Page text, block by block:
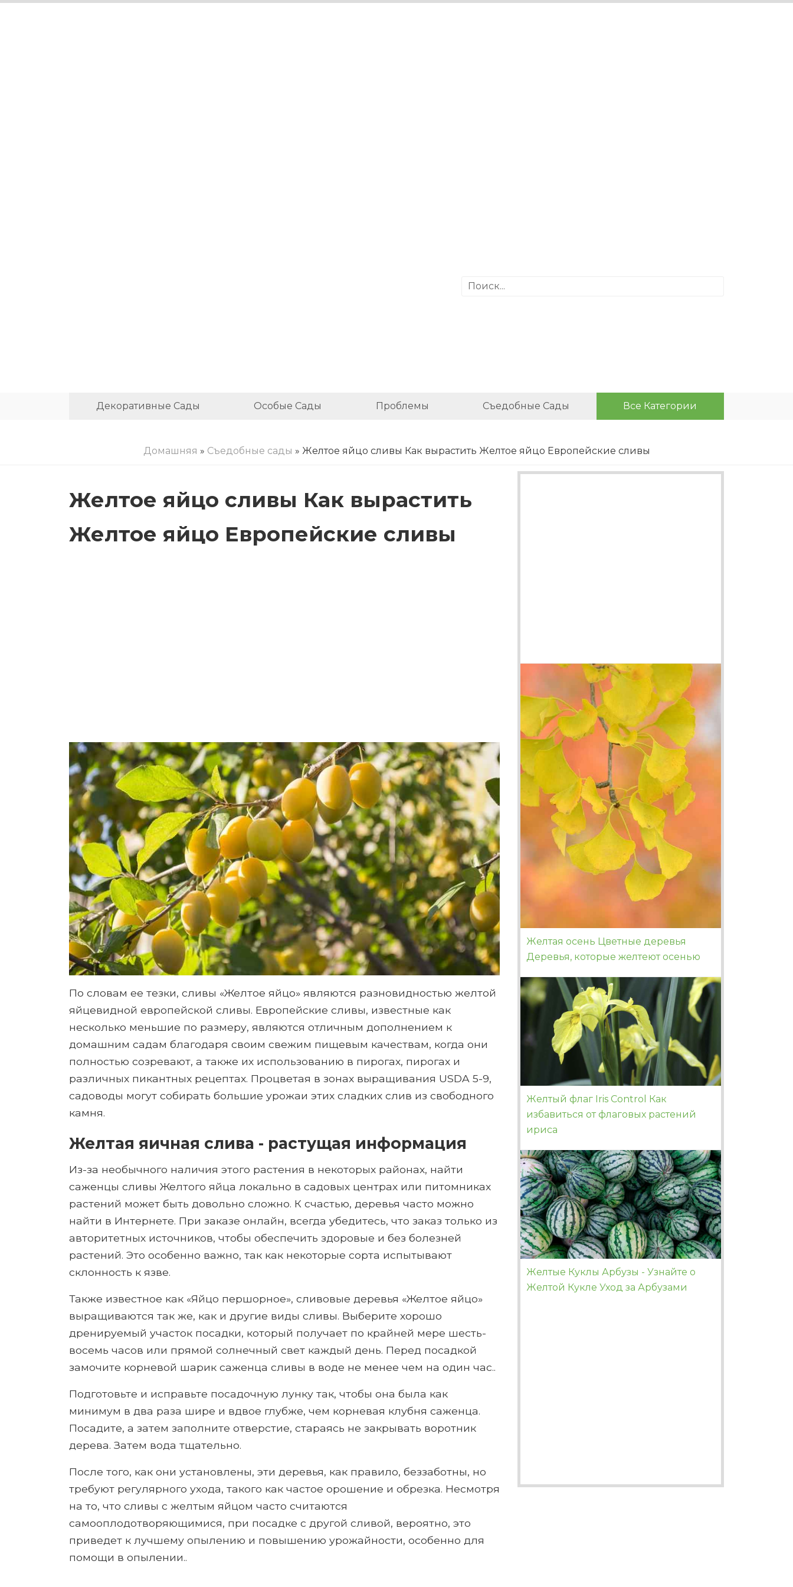
Декоративные Сады Особые Сады Проблемы Съедобные Сады Все Категории
Домашняя » Съедобные сады » Желтое яйцо сливы Как вырастить Желтое яйцо Европейские сливы
Желтое яйцо сливы Как вырастить
Желтое яйцо Европейские сливы
По словам ее тезки, сливы «Желтое яйцо» являются разновидностью желтой
яйцевидной европейской сливы. Европейские сливы, известные как
несколько меньшие по размеру, являются отличным дополнением к
домашним садам благодаря своим свежим пищевым качествам, когда они
полностью созревают, а также их использованию в пирогах, пирогах и
различных пикантных рецептах. Процветая в зонах выращивания USDA 5-9,
садоводы могут собирать большие урожаи этих сладких слив из свободного
камня.
Желтая яичная слива - растущая информация
Из-за необычного наличия этого растения в некоторых районах, найти
саженцы сливы Желтого яйца локально в садовых центрах или питомниках
растений может быть довольно сложно. К счастью, деревья часто можно
найти в Интернете. При заказе онлайн, всегда убедитесь, что заказ только из
авторитетных источников, чтобы обеспечить здоровые и без болезней
растений. Это особенно важно, так как некоторые сорта испытывают
склонность к язве.
Также известное как «Яйцо першорное», сливовые деревья «Желтое яйцо»
выращиваются так же, как и другие виды сливы. Выберите хорошо
дренируемый участок посадки, который получает по крайней мере шесть-
восемь часов или прямой солнечный свет каждый день. Перед посадкой
замочите корневой шарик саженца сливы в воде не менее чем на один час..
Подготовьте и исправьте посадочную лунку так, чтобы она была как
минимум в два раза шире и вдвое глубже, чем корневая клубня саженца.
Посадите, а затем заполните отверстие, стараясь не закрывать воротник
дерева. Затем вода тщательно.
После того, как они установлены, эти деревья, как правило, беззаботны, но
требуют регулярного ухода, такого как частое орошение и обрезка. Несмотря
на то, что сливы с желтым яйцом часто считаются
самооплодотворяющимися, при посадке с другой сливой, вероятно, это
приведет к лучшему опылению и повышению урожайности, особенно для
помощи в опылении..
Желтая осень Цветные деревья
Деревья, которые желтеют осенью
Желтый флаг Iris Control Как
избавиться от флаговых растений
ириса
Желтые Куклы Арбузы - Узнайте о
Желтой Кукле Уход за Арбузами